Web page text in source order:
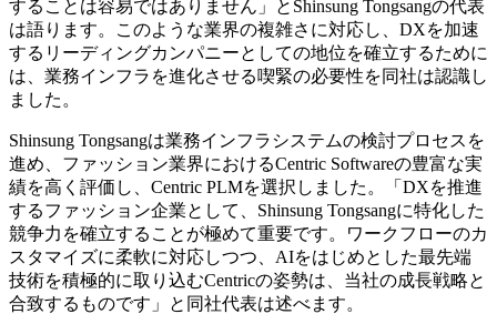
することは容易ではありません」とShinsung Tongsangの代表
は語ります。このような業界の複雑さに対応し、DXを加速
するリーディングカンパニーとしての地位を確立するために
は、業務インフラを進化させる喫緊の必要性を同社は認識し
ました。
Shinsung Tongsangは業務インフラシステムの検討プロセスを
進め、ファッション業界におけるCentric Softwareの豊富な実
績を高く評価し、Centric PLMを選択しました。「DXを推進
するファッション企業として、Shinsung Tongsangに特化した
競争力を確立することが極めて重要です。ワークフローのカ
スタマイズに柔軟に対応しつつ、AIをはじめとした最先端
技術を積極的に取り込むCentricの姿勢は、当社の成長戦略と
合致するものです」と同社代表は述べます。